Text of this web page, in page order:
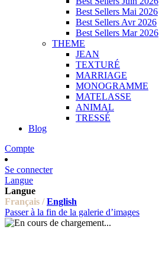
Best Sellers Mai 2026
Best Sellers Avr 2026
Best Sellers Mar 2026
THEME
JEAN
TEXTURÉ
MARRIAGE
MONOGRAMME
MATELASSE
ANIMAL
TRESSÉ
Blog
Compte
Se connecter
Langue
Langue
Français / English
Passer à la fin de la galerie d’images